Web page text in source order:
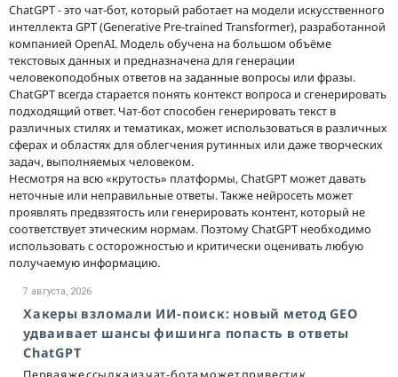
ChatGPT - это чат-бот, который работает на модели искусственного
интеллекта GPT (Generative Pre-trained Transformer), разработанной
компанией OpenAI. Модель обучена на большом объёме
текстовых данных и предназначена для генерации
человекоподобных ответов на заданные вопросы или фразы.
ChatGPT всегда старается понять контекст вопроса и сгенерировать
подходящий ответ. Чат-бот способен генерировать текст в
различных стилях и тематиках, может использоваться в различных
сферах и областях для облегчения рутинных или даже творческих
задач, выполняемых человеком.
Несмотря на всю «крутость» платформы, ChatGPT может давать
неточные или неправильные ответы. Также нейросеть может
проявлять предвзятость или генерировать контент, который не
соответствует этическим нормам. Поэтому ChatGPT необходимо
использовать с осторожностью и критически оценивать любую
получаемую информацию.
7 августа, 2026
Хакеры взломали ИИ-поиск: новый метод GEO
удваивает шансы фишинга попасть в ответы
ChatGPT